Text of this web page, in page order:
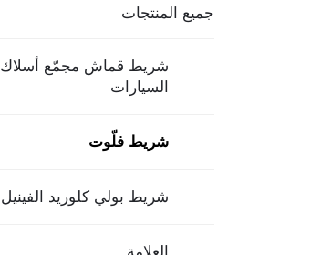
جميع المنتجات
شريط قماش مجمّع أسلاك
السيارات
شريط فلّوت
شريط بولي كلوريد الفينيل